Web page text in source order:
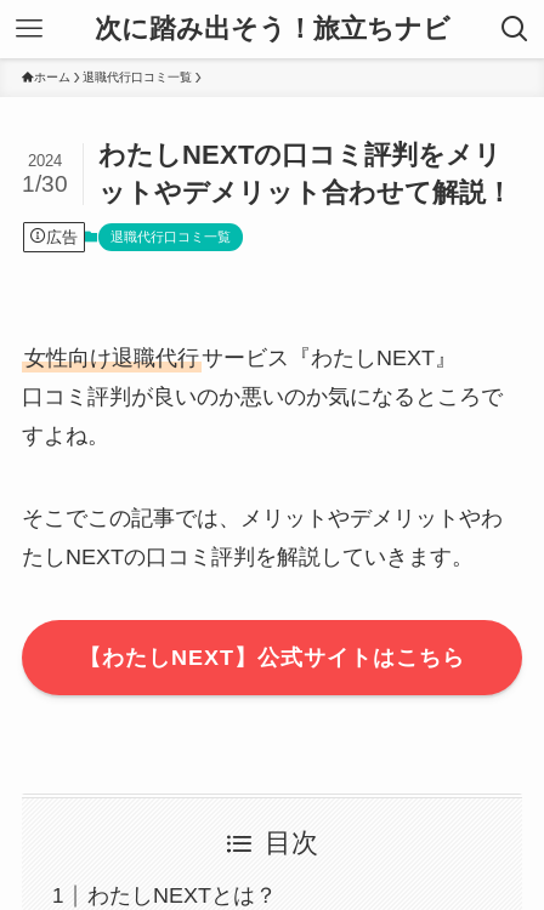
次に踏み出そう！旅立ちナビ
ホーム 退職代行口コミ一覧
わたしNEXTの口コミ評判をメリ
ットやデメリット合わせて解説！
2024
1/30
広告 退職代行口コミ一覧
女性向け退職代行サービス『わたしNEXT』
口コミ評判が良いのか悪いのか気になるところで
すよね。
そこでこの記事では、メリットやデメリットやわ
たしNEXTの口コミ評判を解説していきます。
【わたしNEXT】公式サイトはこちら
目次
わたしNEXTとは？